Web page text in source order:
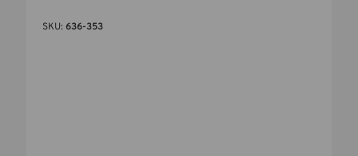
SKU: 636-353